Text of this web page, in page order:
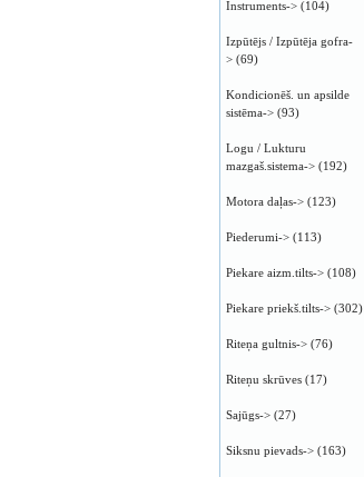
Instruments-> (104)
Izpūtējs / Izpūtēja gofra-
> (69)
Kondicionēš. un apsilde
sistēma-> (93)
Logu / Lukturu
mazgaš.sistema-> (192)
Motora daļas-> (123)
Piederumi-> (113)
Piekare aizm.tilts-> (108)
Piekare priekš.tilts-> (302)
Riteņa gultnis-> (76)
Riteņu skrūves (17)
Sajūgs-> (27)
Siksnu pievads-> (163)